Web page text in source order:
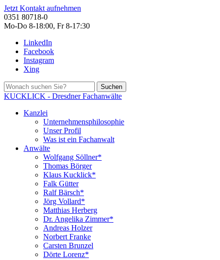
Jetzt Kontakt aufnehmen
0351 80718-0
Mo-Do 8-18:00, Fr 8-17:30
LinkedIn
Facebook
Instagram
Xing
Suchen
KUCKLICK - Dresdner Fachanwälte
Kanzlei
Unternehmensphilosophie
Unser Profil
Was ist ein Fachanwalt
Anwälte
Wolfgang Söllner*
Thomas Börger
Klaus Kucklick*
Falk Gütter
Ralf Bärsch*
Jörg Vollard*
Matthias Herberg
Dr. Angelika Zimmer*
Andreas Holzer
Norbert Franke
Carsten Brunzel
Dörte Lorenz*